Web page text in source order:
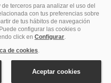
de Contratación
© Copyright Veturis Travel S.A.
nº I-AV0000879.4 Tel: +34